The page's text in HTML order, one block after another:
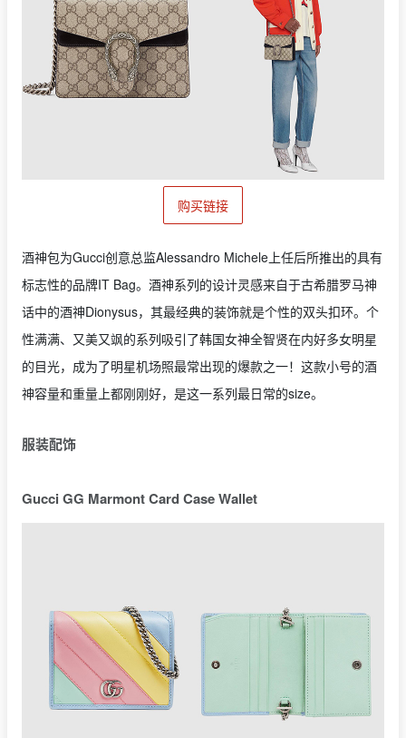
购买链接
酒神包为Gucci创意总监Alessandro Michele上任后所推出的具有
标志性的品牌IT Bag。酒神系列的设计灵感来自于古希腊罗马神
话中的酒神Dionysus，其最经典的装饰就是个性的双头扣环。个
性满满、又美又飒的系列吸引了韩国女神全智贤在内好多女明星
的目光，成为了明星机场照最常出现的爆款之一！这款小号的酒
神容量和重量上都刚刚好，是这一系列最日常的size。
服装配饰
Gucci GG Marmont Card Case Wallet